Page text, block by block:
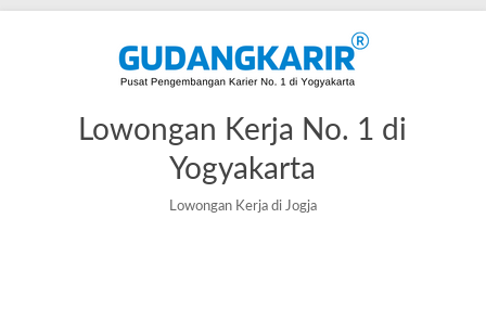
Lowongan Kerja No. 1 di
Yogyakarta
Lowongan Kerja di Jogja